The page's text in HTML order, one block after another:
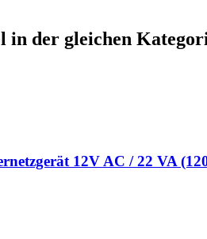
in der gleichen
12V AC / 22 VA